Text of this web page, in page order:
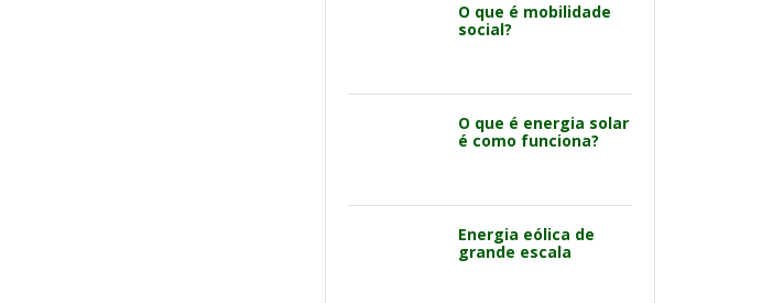
O que é mobilidade
social?
O que é energia solar
é como funciona?
Energia eólica de
grande escala